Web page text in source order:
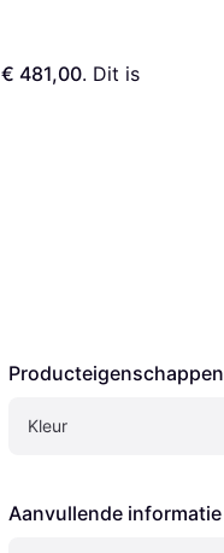
€ 481,00. Dit is
Producteigenschappen
Kleur
Aanvullende informatie